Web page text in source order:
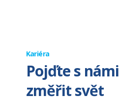
Kariéra
Pojďte s námi
změřit svět